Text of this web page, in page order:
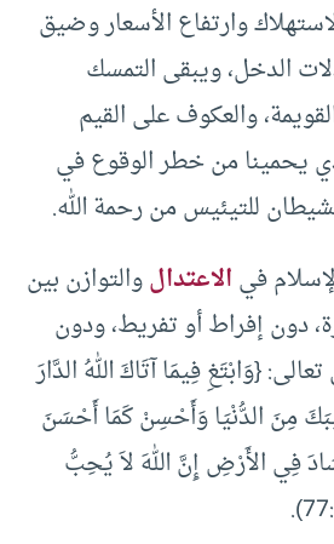
وارتفاع الأسعار وضيق
الدخل، ويبقى التمسك
والعكوف على القيم
يحمينا من خطر الوقوع في
للتيئيس من رحمة الله.
فيالاعتدالوالتوازن بين
دون إفراط أو تفريط، ودون
{وَابْتَغِ فِيمَا آتَاكَ اللهُ الدَّارَ
مِنَ الدُّنْيَا وَأَحْسِنْ كَمَا أَحْسَنَ
فِي الأَرْضِ إِنَّ اللهَ لاَ يُحِبُّ